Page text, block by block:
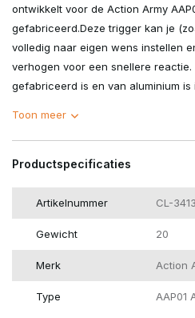
ontwikkelt voor de Action Army
gefabriceerd.Deze trigger kan je
volledig naar eigen wens instellen
verhogen voor een snellere
gefabriceerd is en van aluminium is
Toon meer
Productspecificaties
Artikelnummer CL-
Gewicht 20
Merk Action
Type AAP01